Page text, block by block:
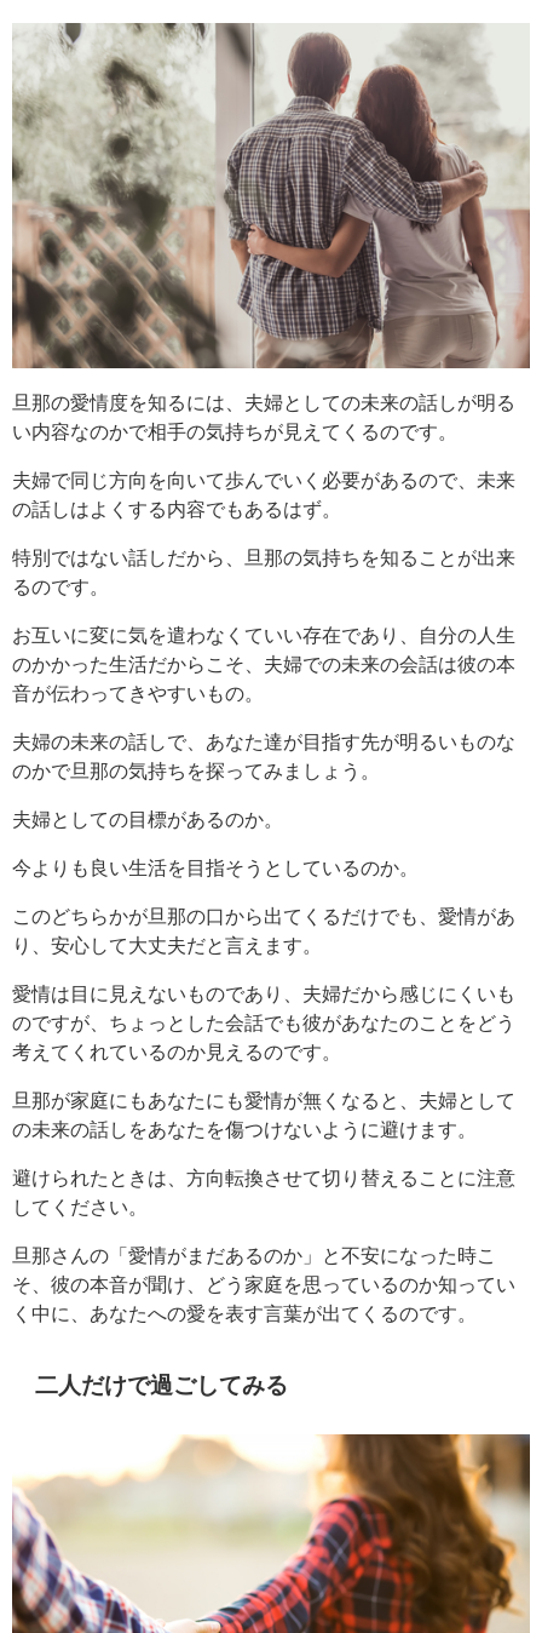
旦那の愛情度を知るには、夫婦としての未来の話しが明る
い内容なのかで相手の気持ちが見えてくるのです。
夫婦で同じ方向を向いて歩んでいく必要があるので、未来
の話しはよくする内容でもあるはず。
特別ではない話しだから、旦那の気持ちを知ることが出来
るのです。
お互いに変に気を遣わなくていい存在であり、自分の人生
のかかった生活だからこそ、夫婦での未来の会話は彼の本
音が伝わってきやすいもの。
夫婦の未来の話しで、あなた達が目指す先が明るいものな
のかで旦那の気持ちを探ってみましょう。
夫婦としての目標があるのか。
今よりも良い生活を目指そうとしているのか。
このどちらかが旦那の口から出てくるだけでも、愛情があ
り、安心して大丈夫だと言えます。
愛情は目に見えないものであり、夫婦だから感じにくいも
のですが、ちょっとした会話でも彼があなたのことをどう
考えてくれているのか見えるのです。
旦那が家庭にもあなたにも愛情が無くなると、夫婦として
の未来の話しをあなたを傷つけないように避けます。
避けられたときは、方向転換させて切り替えることに注意
してください。
旦那さんの「愛情がまだあるのか」と不安になった時こ
そ、彼の本音が聞け、どう家庭を思っているのか知ってい
く中に、あなたへの愛を表す言葉が出てくるのです。
二人だけで過ごしてみる